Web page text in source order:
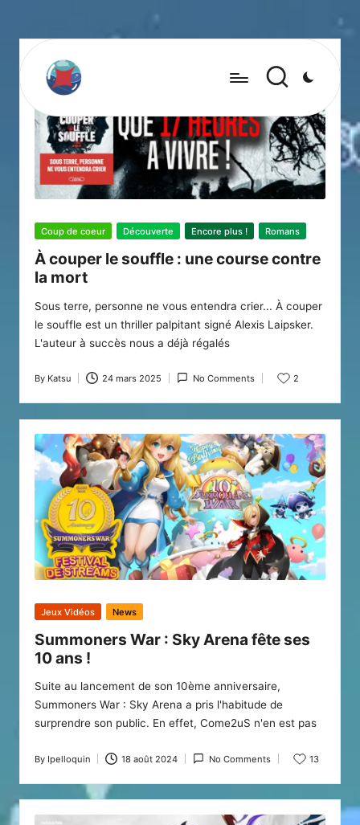
Posted
in
Coup de coeur Découverte Encore plus ! Romans
À couper le souffle : une course contre
la mort
Sous terre, personne ne vous entendra crier... À couper
le souffle est un thriller palpitant signé Alexis Laipsker.
L'auteur à succès nous a déjà régalés
Posted
by
By Katsu 24 mars 2025 No Comments 2
Posted
Jeux Vidéos News
Summoners War : Sky Arena fête ses
10 ans !
Suite au lancement de son 10ème anniversaire,
Summoners War : Sky Arena a pris l'habitude de
surprendre son public. En effet, Come2uS n'en est pas
Posted
by
By Ipelloquin 18 août 2024 No Comments 13